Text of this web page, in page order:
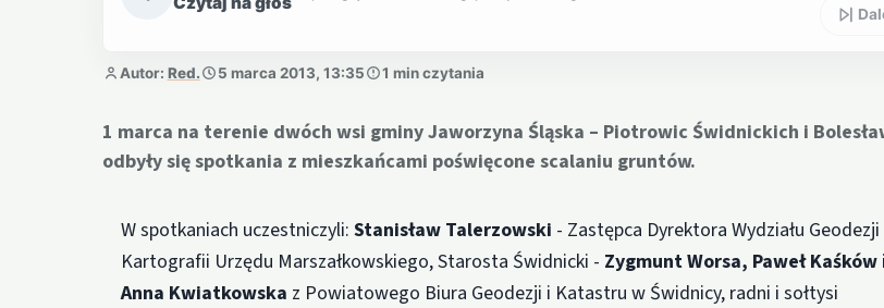
Autor: Red. 5 marca 2013, 13:35 1 min czytania
1 marca na terenie dwóch wsi gminy Jaworzyna Śląska – Piotrowic Świdnickich i
odbyły się spotkania z mieszkańcami poświęcone scalaniu gruntów.
W spotkaniach uczestniczyli:Stanisław Talerzowski - Zastępca Dyrektora Wydziału Geodezji
Kartografii Urzędu Marszałkowskiego, Starosta Świdnicki - Zygmunt Worsa, Paweł Kaśków i
Anna Kwiatkowska z Powiatowego Biura Geodezji i Katastru w Świdnicy, radni i sołtysi